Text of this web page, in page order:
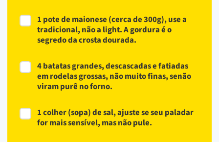
1 pote de maionese (cerca de 300g), use a
tradicional, não a light. A gordura é o
segredo da crosta dourada.
4 batatas grandes, descascadas e fatiadas
em rodelas grossas, não muito finas, senão
viram purê no forno.
1 colher (sopa) de sal, ajuste se seu paladar
for mais sensível, mas não pule.